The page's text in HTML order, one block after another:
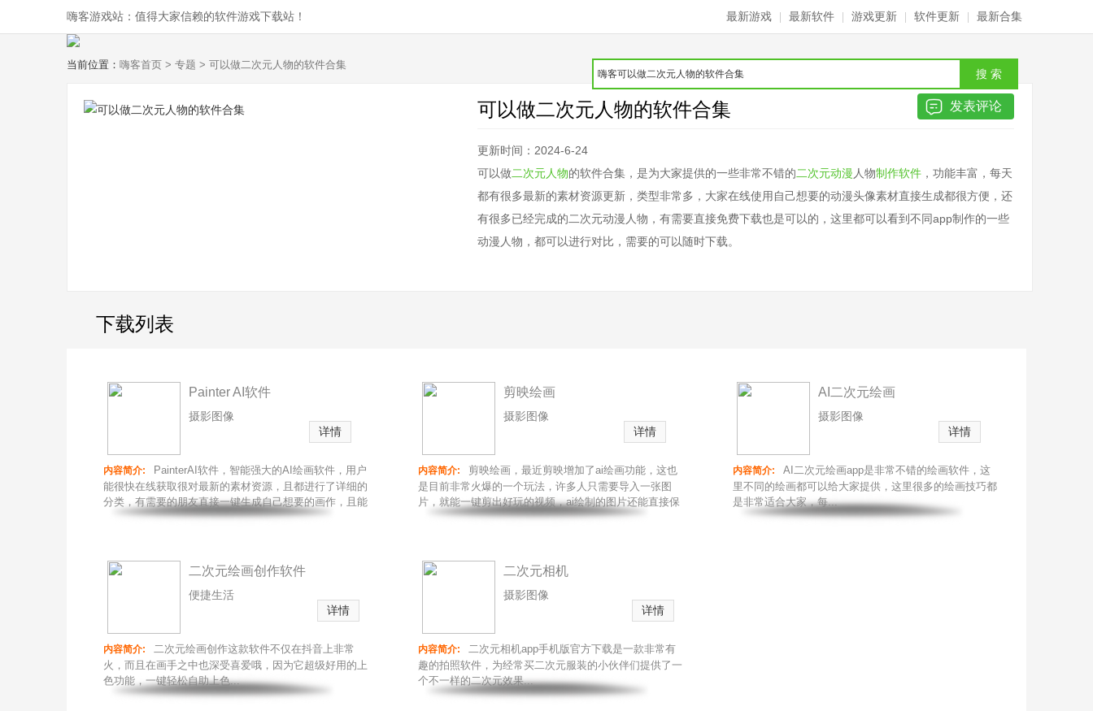
嗨客游戏站：值得大家信赖的软件游戏下载站！ 最新游戏 最新软件 游戏更新 软件更新 最新合集
搜 索
当前位置： 嗨客首页 > 专题 > 可以做二次元人物的软件合集
可以做二次元人物的软件合集
更新时间：2024-6-24
可以做二次元人物的软件合集，是为大家提供的一些非常不错的二次元动漫 人物制作软件 ，功能丰富，每天
都有很多最新的素材资源更新，类型非常多，大家在线使用自己想要的动漫头像素材直接生成都很方便，还
有很多已经完成的二次元动漫人物，有需要直接免费下载也是可以的，这里都可以看到不同app制作的一些
动漫人物，都可以进行对比，需要的可以随时下载。
发表评论
下载列表
Painter AI软件
摄影图像
详情
内容简介:
PainterAI软件，智能强大的AI绘画软件，用户
能很快在线获取很对最新的素材资源，且都进行了详细的
分类，有需要的朋友直接一键生成自己想要的画作，且能
随时保存分享给自己...
剪映绘画
摄影图像
详情
内容简介:
剪映绘画，最近剪映增加了ai绘画功能，这也
是目前非常火爆的一个玩法，许多人只需要导入一张图
片，就能一键剪出好玩的视频，ai绘制的图片还能直接保
存使用，感兴趣的朋友赶紧用起...
AI二次元绘画
摄影图像
详情
内容简介:
AI二次元绘画app是非常不错的绘画软件，这
里不同的绘画都可以给大家提供，这里很多的绘画技巧都
是非常适合大家，每...
二次元绘画创作软件
便捷生活
详情
内容简介:
二次元绘画创作这款软件不仅在抖音上非常
火，而且在画手之中也深受喜爱哦，因为它超级好用的上
色功能，一键轻松自助上色...
二次元相机
摄影图像
详情
内容简介:
二次元相机app手机版官方下载是一款非常有
趣的拍照软件，为经常买二次元服装的小伙伴们提供了一
个不一样的二次元效果...